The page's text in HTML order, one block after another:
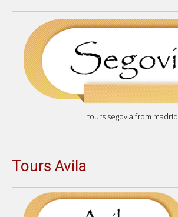
tours segovia from madrid
Tours Avila